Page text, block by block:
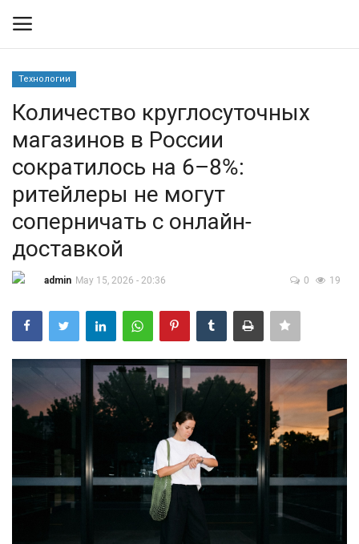
Контакты
Правила размещения
Политика
Экономика
Спорт
Недвижимость
Авто
Здоровье
Технологии
Количество круглосуточных
магазинов в России
сократилось на 6–8%:
ритейлеры не могут
соперничать с онлайн-
доставкой
admin May 15, 2026 - 20:36 0 19